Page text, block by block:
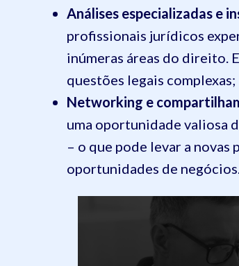
Análises especializadas e
profissionais jurídicos
inúmeras áreas do direito.
questões legais complexas;
Networking e
uma oportunidade valiosa
– o que pode levar a novas
oportunidades de